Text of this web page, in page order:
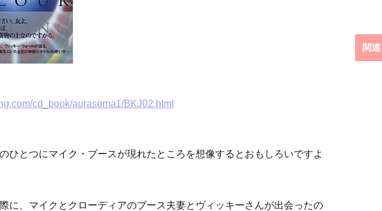
cd_book/aurasoma1/BKJ02.html
ひとつにマイク・ブースが現れたところを想像するとおもしろいですよ
に、マイクとクローディアのブース夫妻とヴィッキーさんが出会ったの
関